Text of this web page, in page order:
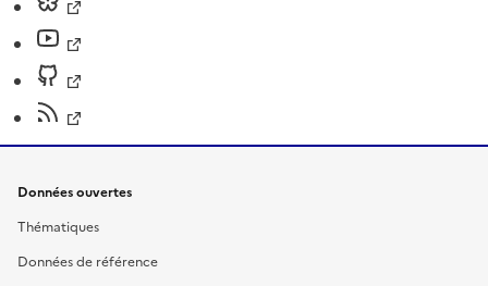
Données ouvertes
Thématiques
Données de référence